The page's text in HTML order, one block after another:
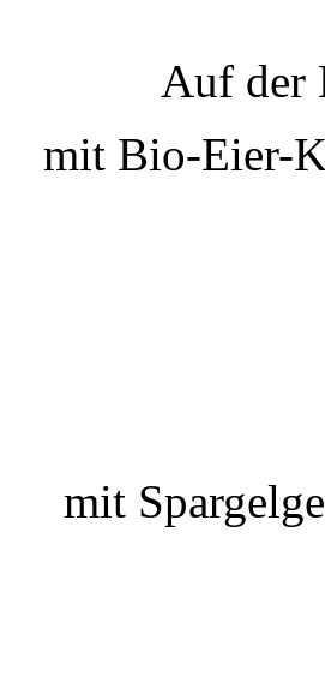
Auf der
mit Bio-Eier-
mit